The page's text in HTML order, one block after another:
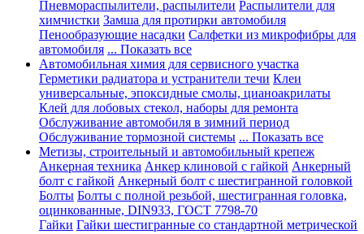
Пневмораспылители, распылители Распылители для
химчистки Замша для протирки автомобиля
Пенообразующие насадки Салфетки из микрофибры для
автомобиля ... Показать все
Автомобильная химия для сервисного участка
Герметики радиатора и устранители течи Клеи
универсальные, эпоксидные смолы, цианоакрилаты
Клей для лобовых стекол, наборы для ремонта
Обслуживание автомобиля в зимний период
Обслуживание тормозной системы ... Показать все
Метизы, строительный и автомобильный крепеж
Анкерная техника Анкер клиновой с гайкой Анкерный
болт с гайкой Анкерный болт с шестигранной головкой
Болты Болты с полной резьбой, шестигранная головка,
оцинкованные, DIN933, ГОСТ 7798-70
Гайки Гайки шестигранные со стандартной метрической